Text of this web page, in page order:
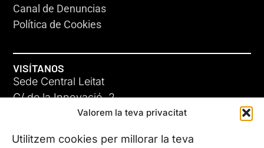
Valorem la teva privacitat
Utilitzem cookies per millorar la teva
Canal de Denuncias
Política de Cookies
VISÍTANOS
Sede Central Leitat
C/ de la Innovació, 2
08225 Terrassa, (Barcelona)
Conoce todas nuestras sedes